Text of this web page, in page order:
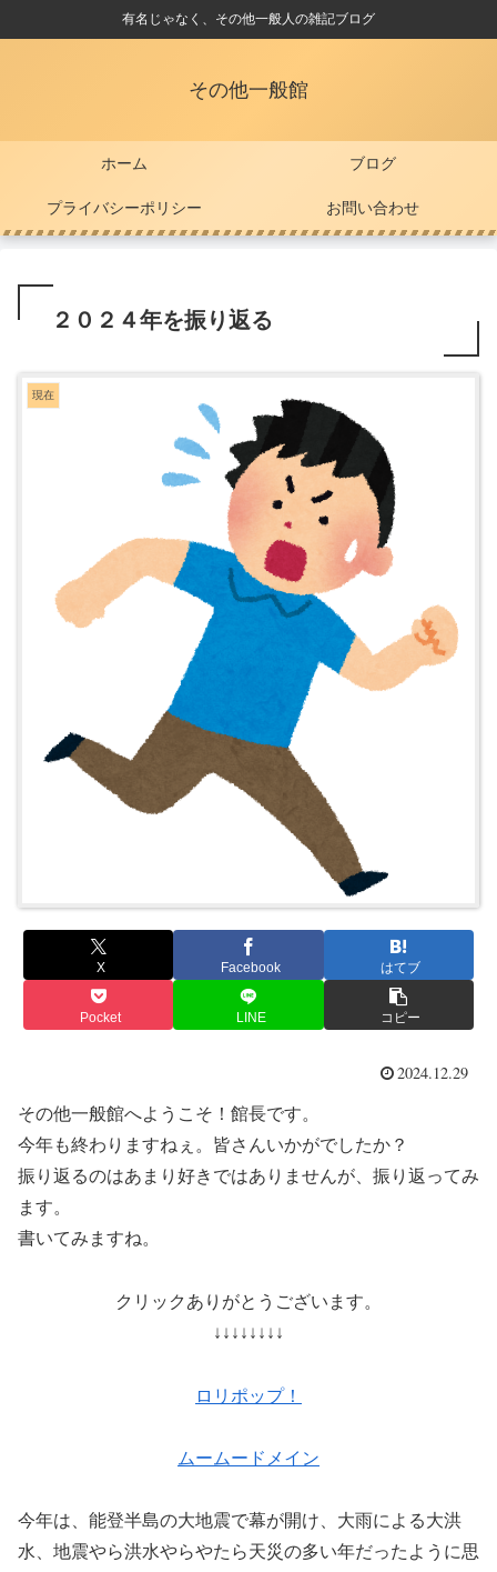
有名じゃなく、その他一般人の雑記ブログ
その他一般館
ホーム ブログ
プライバシーポリシー お問い合わせ
２０２４年を振り返る
現在
X Facebook はてブ
Pocket LINE コピー
2024.12.29
その他一般館へようこそ！館長です。
今年も終わりますねぇ。皆さんいかがでしたか？
振り返るのはあまり好きではありませんが、振り返ってみ
ます。
書いてみますね。
クリックありがとうございます。
↓↓↓↓↓↓↓↓
ロリポップ！
ムームードメイン
今年は、能登半島の大地震で幕が開け、大雨による大洪
水、地震やら洪水やらやたら天災の多い年だったように思